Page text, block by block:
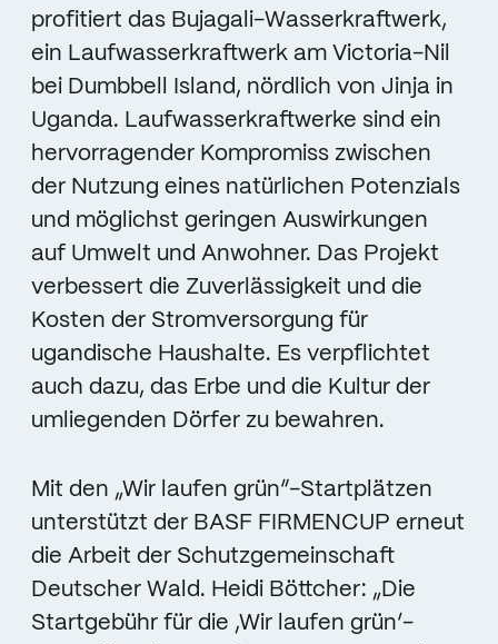
profitiert das Bujagali-Wasserkraftwerk,
ein Laufwasserkraftwerk am Victoria-Nil
bei Dumbbell Island, nördlich von Jinja in
Uganda. Laufwasserkraftwerke sind ein
hervorragender Kompromiss zwischen
der Nutzung eines natürlichen Potenzials
und möglichst geringen Auswirkungen
auf Umwelt und Anwohner. Das Projekt
verbessert die Zuverlässigkeit und die
Kosten der Stromversorgung für
ugandische Haushalte. Es verpflichtet
auch dazu, das Erbe und die Kultur der
umliegenden Dörfer zu bewahren.
Mit den „Wir laufen grün“-Startplätzen
unterstützt der BASF FIRMENCUP erneut
die Arbeit der Schutzgemeinschaft
Deutscher Wald. Heidi Böttcher: „Die
Startgebühr für die ,Wir laufen grün‘-